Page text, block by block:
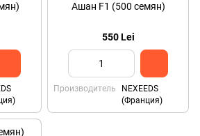
Ашан F1 (500 семян)
550 Lei
Производитель
NEXEEDS
(Франция)